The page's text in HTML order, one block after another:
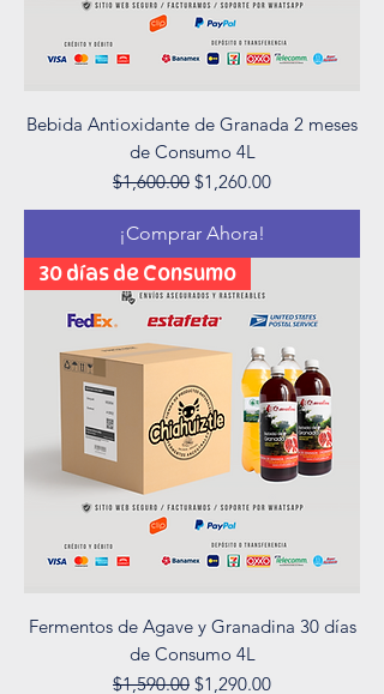
Bebida Antioxidante de Granada 2 meses
de Consumo 4L
Precio
$1,600.00 Precio de oferta
$1,260.00
¡Comprar Ahora!
30 días de Consumo
Fermentos de Agave y Granadina 30 días
de Consumo 4L
Precio
$1,590.00 Precio de oferta
$1,290.00